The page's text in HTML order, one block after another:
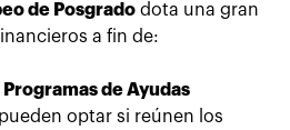
de Posgrado dota una gran
a fin de:
Programas de Ayudas
optar si reúnen los